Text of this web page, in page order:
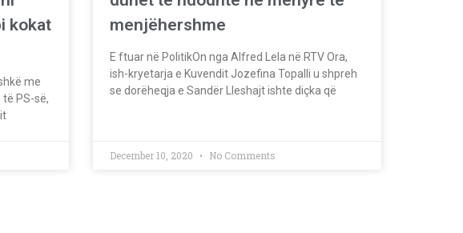
kokat
me
të PS-së,
menjëhershme
E ftuar në PolitikOn nga Alfred Lela në RTV Ora,
ish-kryetarja e Kuvendit Jozefina Topalli u shpreh
se dorëheqja e Sandër Lleshajt ishte diçka që
December 10, 2020 No Comments